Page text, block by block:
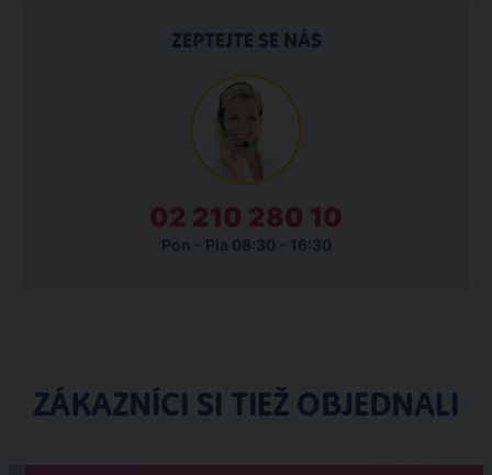
ZEPTEJTE SE NÁS
02 210 280 10
Pon - Pia 08:30 - 16:30
ZÁKAZNÍCI SI TIEŽ OBJEDNALI